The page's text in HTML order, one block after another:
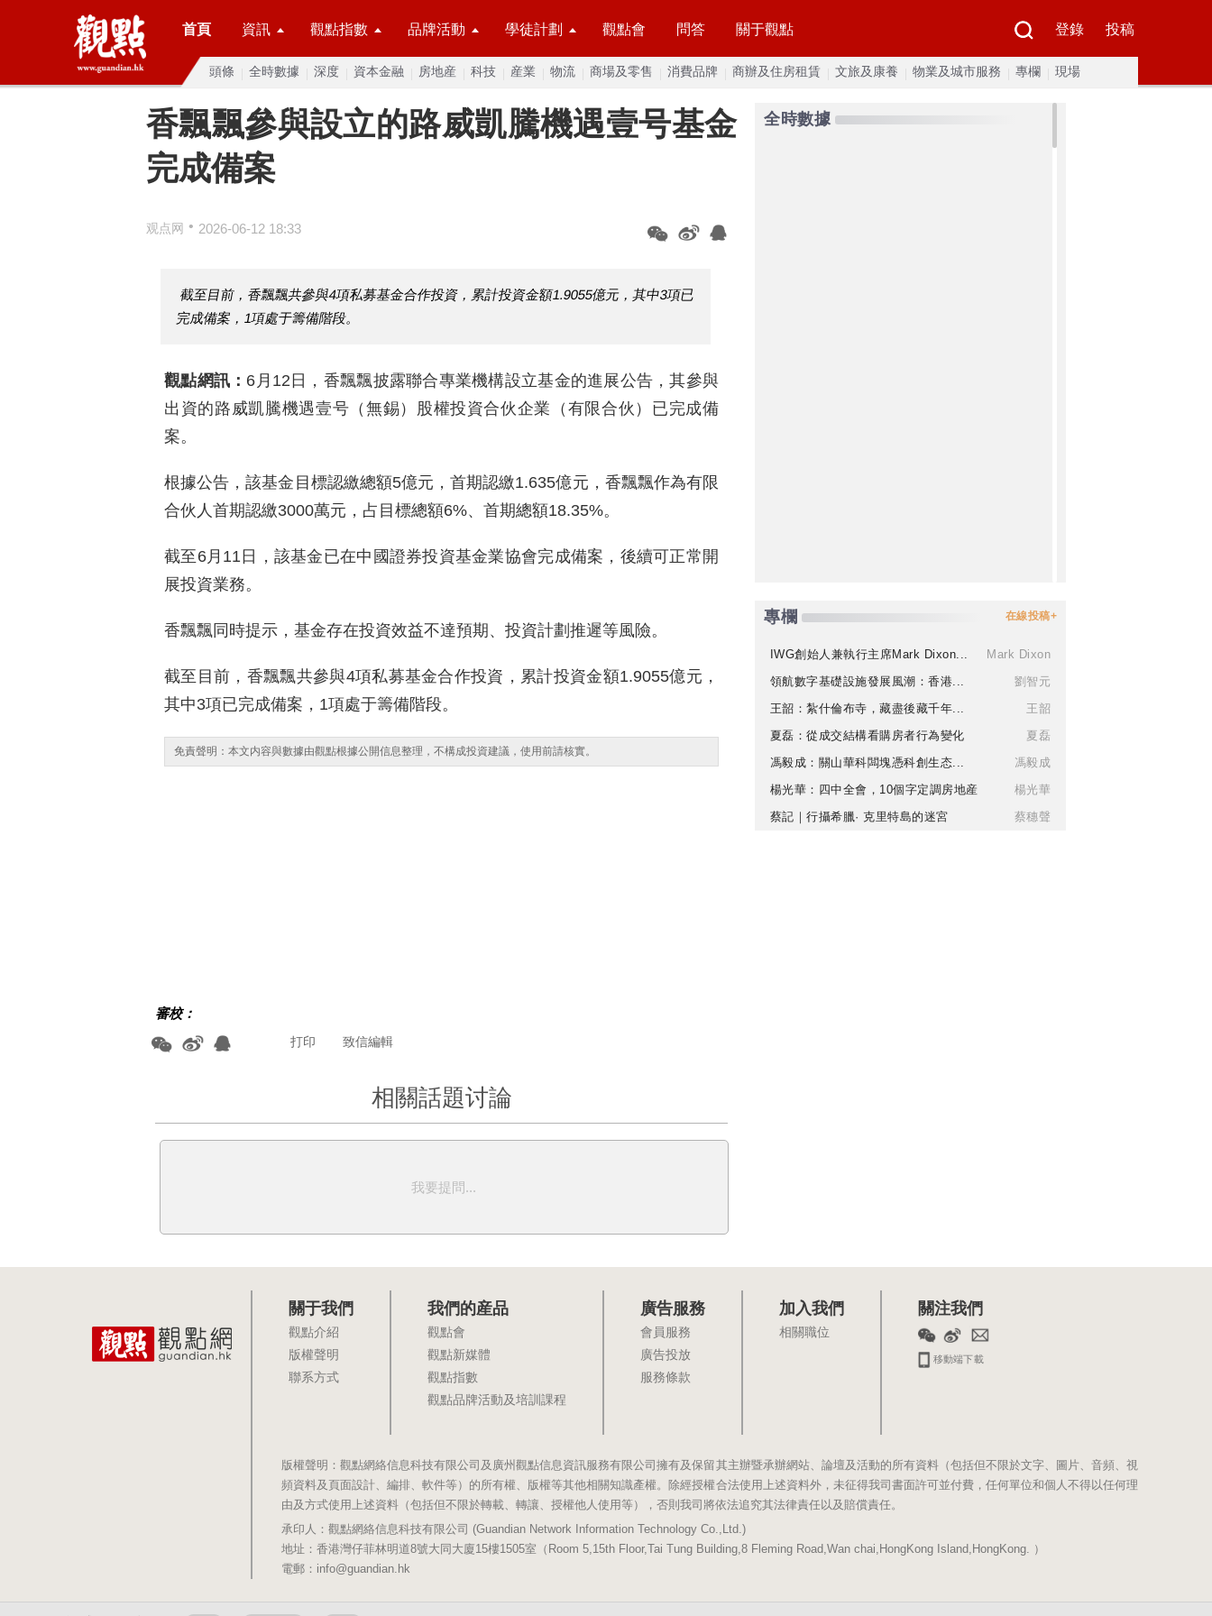
首頁 資訊 觀點指數 品牌活動 學徒計劃 觀點會 問答 關于觀點 登錄 投稿
頭條 全時數據 深度 資本金融 房地産 科技 産業 物流 商場及零售 消費品牌 商辦及住房租賃 文旅及康養 物業及城市服務 專欄 現場
香飄飄參與設立的路威凱騰機遇壹号基金
完成備案
观点网 • 2026-06-12 18:33
截至目前，香飄飄共參與4項私募基金合作投資，累計投資金額1.9055億元，其中3項已
完成備案，1項處于籌備階段。
觀點網訊： 6月12日，香飄飄披露聯合專業機構設立基金的進展公告，其參與
出資的路威凱騰機遇壹号（無錫）股權投資合伙企業（有限合伙）已完成備
案。
根據公告，該基金目標認繳總額5億元，首期認繳1.635億元，香飄飄作為有限
合伙人首期認繳3000萬元，占目標總額6%、首期總額18.35%。
截至6月11日，該基金已在中國證券投資基金業協會完成備案，後續可正常開
展投資業務。
香飄飄同時提示，基金存在投資效益不達預期、投資計劃推遲等風險。
截至目前，香飄飄共參與4項私募基金合作投資，累計投資金額1.9055億元，
其中3項已完成備案，1項處于籌備階段。
免責聲明：本文内容與數據由觀點根據公開信息整理，不構成投資建議，使用前請核實。
審校：
致信編輯
打印
相關話題讨論
我要提問...
全時數據
專欄 在線投稿+
IWG創始人兼執行主席Mark Dixon...
Mark Dixon
領航數字基礎設施發展風潮：香港...
劉智元
王韶：紮什倫布寺，藏盡後藏千年...
王韶
夏磊：從成交結構看購房者行為變化
夏磊
馮毅成：關山華科闆塊憑科創生态...
馮毅成
楊光華：四中全會，10個字定調房地産
楊光華
蔡記｜行攝希臘· 克里特島的迷宮
蔡穗聲
關于我們
觀點介紹
版權聲明
聯系方式
我們的産品
觀點會
觀點新媒體
觀點指數
觀點品牌活動及培訓課程
廣告服務
會員服務
廣告投放
服務條款
加入我們
相關職位
關注我們
移動端下載
版權聲明：觀點網絡信息科技有限公司及廣州觀點信息資訊服務有限公司擁有及保留其主辦暨承辦網站、論壇及活動的所有資料（包括但不限於文字、圖片、音頻、視
頻資料及頁面設計、編排、軟件等）的所有權、版權等其他相關知識產權。除經授權合法使用上述資料外，未征得我司書面許可並付費，任何單位和個人不得以任何理
由及方式使用上述資料（包括但不限於轉載、轉讓、授權他人使用等），否則我司將依法追究其法律責任以及賠償責任。
承印人：觀點網絡信息科技有限公司 (Guandian Network Information Technology Co.,Ltd.)
地址：香港灣仔菲林明道8號大同大廈15樓1505室（Room 5,15th Floor,Tai Tung Building,8 Fleming Road,Wan chai,HongKong Island,HongKong. ）
電郵：info@guandian.hk